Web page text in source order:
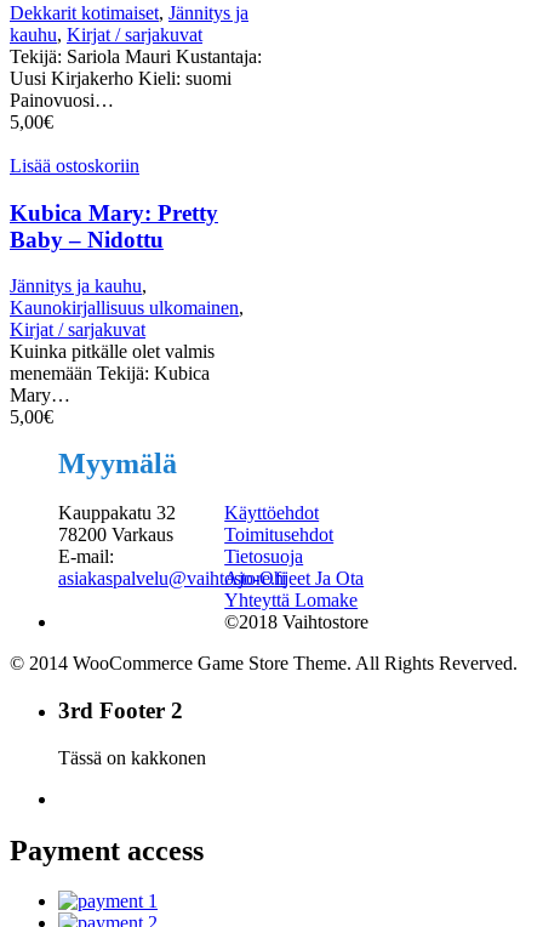
Dekkarit kotimaiset, Jännitys ja
kauhu, Kirjat / sarjakuvat
Tekijä: Sariola Mauri Kustantaja:
Uusi Kirjakerho Kieli: suomi
Painovuosi…
5,00€
Lisää ostoskoriin
Kubica Mary: Pretty
Baby – Nidottu
Jännitys ja kauhu,
Kaunokirjallisuus ulkomainen,
Kirjat / sarjakuvat
Kuinka pitkälle olet valmis
menemään Tekijä: Kubica
Mary…
5,00€
Myymälä
Kauppakatu 32
78200 Varkaus
E-mail:
asiakaspalvelu@vaihtostore.fi
Käyttöehdot
Toimitusehdot
Tietosuoja
Ajo-Ohjeet Ja Ota
Yhteyttä Lomake
©2018 Vaihtostore
© 2014 WooCommerce Game Store Theme. All Rights Reverved.
3rd Footer 2
Tässä on kakkonen
Payment access